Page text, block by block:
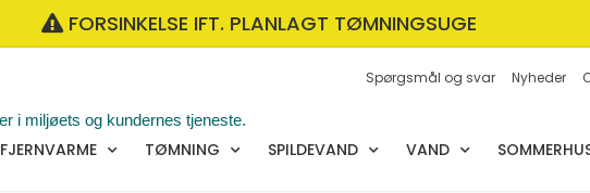
FORSINKELSE IFT. PLANLAGT TØMNINGSUGE
Spørgsmål og svar Nyheder
FJERNVARME TØMNING SPILDEVAND VAND